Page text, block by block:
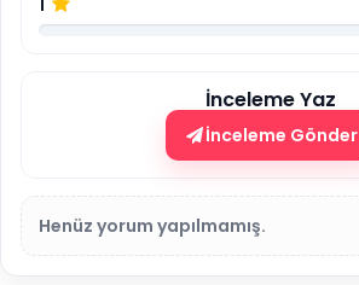
1
İnceleme Yaz
İnceleme Gönder
Henüz yorum yapılmamış.